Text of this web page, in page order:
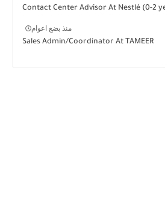
Contact Center Advisor At Nestlé (0-2
منذ بضع اعوام
Sales Admin/Coordinator At TAMEER